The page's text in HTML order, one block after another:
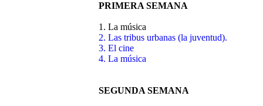
PRIMERA SEMANA
1. La música
2. Las tribus urbanas (la juventud).
3. El cine
4. La música
SEGUNDA SEMANA